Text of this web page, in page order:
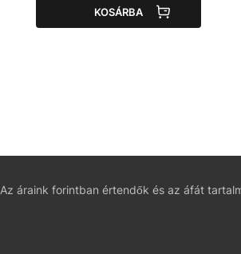
KOSÁRBA
Az áraink forintban értendők és az áfát